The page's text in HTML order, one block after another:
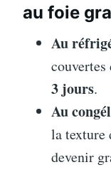
au foie
Au
3 jours.
Au
la texture
devenir